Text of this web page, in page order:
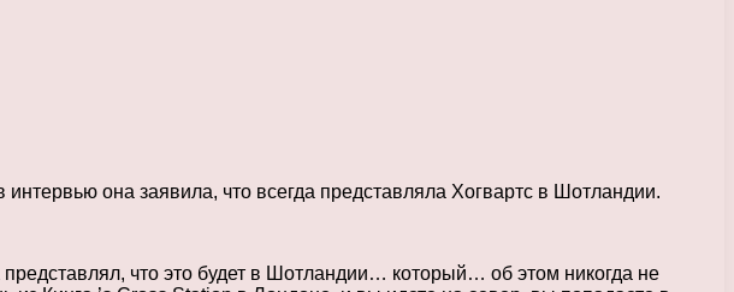
она заявила, что всегда представляла Хогвартс в Шотландии.
что это будет в Шотландии… который… об этом никогда не